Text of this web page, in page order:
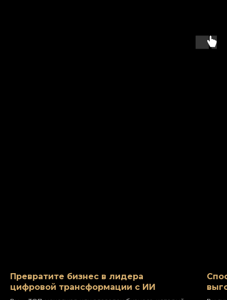
Превратите бизнес в лидера
цифровой трансформации с ИИ